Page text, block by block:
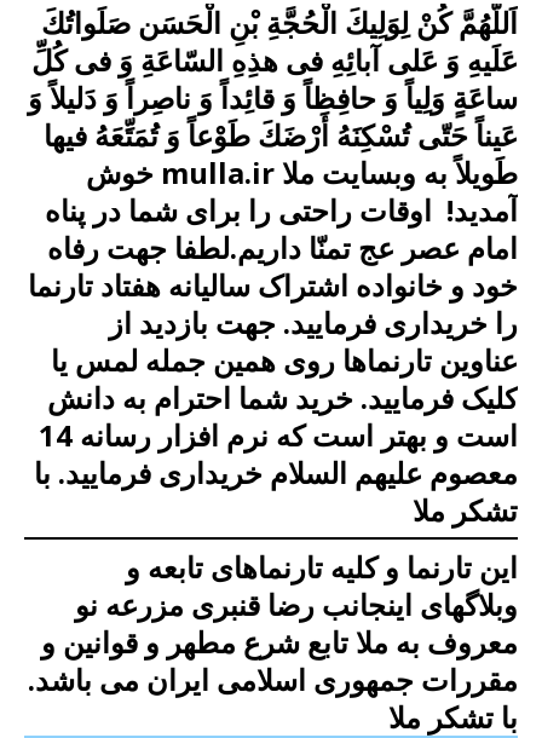
اَللّهُمَّ كُنْ لِوَلِیكَ الْحُجَّةِ بْنِ الْحَسَن صَلَواتُكَ
عَلَیهِ وَ عَلى آبائِهِ فی هذِهِ السّاعَةِ وَ فی كُلِّ
ساعَةٍ وَلِیاً وَ حافِظاً وَ قائِداً وَ ناصِراً وَ دَلیلاً وَ
عَیناً حَتّى تُسْكِنَهُ أَرْضَكَ طَوْعاً وَ تُمَتِّعَهُ فیها
طَویلاً به وبسایت ملا mulla.ir خوش
آمدید! اوقات راحتی را برای شما در پناه
امام عصر عج تمنّا داریم.لطفا جهت رفاه
خود و خانواده اشتراک سالیانه هفتاد تارنما
را خریداری فرمایید. جهت بازدید از
عناوین تارنماها روی همین جمله لمس یا
کلیک فرمایید. خرید شما احترام به دانش
است و بهتر است که
نرم افزار رسانه 14
معصوم علیهم السلام خریداری فرمایید. با
تشکر ملا
این تارنما و کلیه تارنماهای تابعه و
وبلاگهای اینجانب رضا قنبری مزرعه نو
معروف به ملا تابع شرع مطهر و قوانین و
مقررات جمهوری اسلامی ایران می باشد.
با تشکر ملا